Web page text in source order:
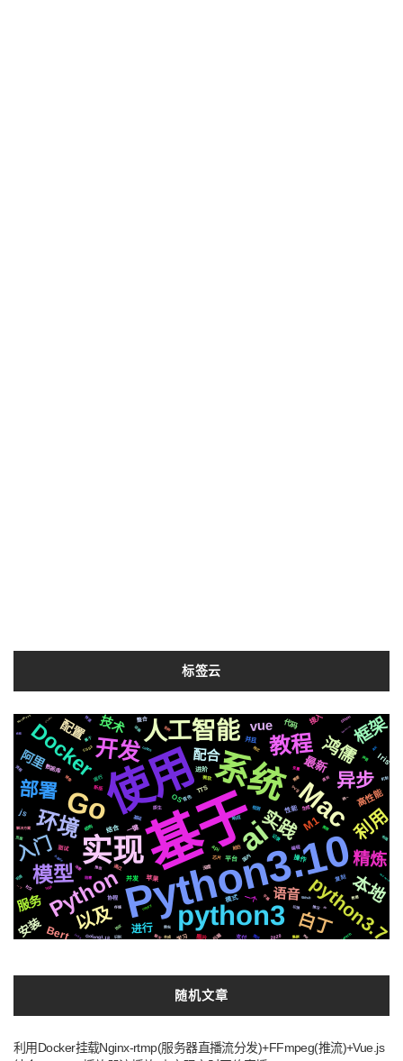
标签云
基于
使用
Python3.10
系统
ai
实现
Go
python3
Mac
人工智能
开发 教程
Python
环境
Docker
模型
部署
python3.7
异步
实践
入门
以及
利用
白丁
鸿儒
精炼
框架
本地
配合
语音
vue
技术
阿里
配置
服务
安装
最新
M1
进行
Bert
高性能
js
Iris
代码
OS
接入
TTS
平台
一键
进阶
结合
苹果
性能
并发
模式
操作
一个
并且
协程
面试 api
图片
数据库
整合
复刻
学习 支付
音色
响应
原生
芯片
前后
检测
基础
2020
微软
国内
后端
深度
记录
编程
通过
新版 svg
Golang1.18
生成
结构
运行
centos
推送
需要
解决方案
格式
字幕
变量
推荐
celery
场景
阻塞
镜像
Apple
各种
存储
Silicon
遇到
统一
CSS3
github
切换
动画
爬虫
属于
情况
协议
io
聊天 合成
页面
https
Pytorch
简历
快速
布局
识别 集群
流程
可用
声音
机制
社交
数据
绘图
js2.6 换脸
asyncio
MetaMask
真实
一下
AppleSilicon
vits2V2.0
随机文章
利用Docker挂载Nginx-rtmp(服务器直播流分发)+FFmpeg(推流)+Vue.js